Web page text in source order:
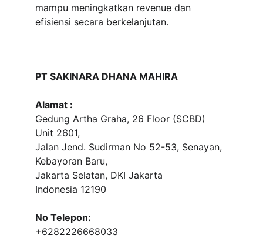
mampu meningkatkan revenue dan
efisiensi secara berkelanjutan.
PT SAKINARA DHANA MAHIRA
Alamat :
Gedung Artha Graha, 26 Floor (SCBD)
Unit 2601,
Jalan Jend. Sudirman No 52-53, Senayan,
Kebayoran Baru,
Jakarta Selatan, DKI Jakarta
Indonesia 12190
No Telepon:
+6282226668033